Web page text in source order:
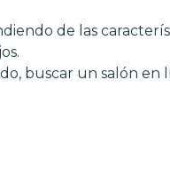
de las
buscar un salón